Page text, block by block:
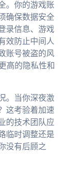
。你的游戏账
确保数据安全
录信息、游戏
效防止中间人
账号被盗的风
高的隐私性和
。当你深夜激
这考验着加速
的技术团队应
临时调整还是
没有后顾之